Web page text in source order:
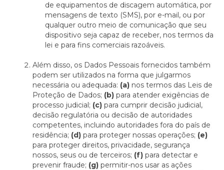
de equipamentos de discagem automática, por
mensagens de texto (SMS), por e-mail, ou por
qualquer outro meio de comunicação que seu
dispositivo seja capaz de receber, nos termos da
lei e para fins comerciais razoáveis.
Além disso, os Dados Pessoais fornecidos também
podem ser utilizados na forma que julgarmos
necessária ou adequada: (a) nos termos das Leis de
Proteção de Dados; (b) para atender exigências de
processo judicial; (c) para cumprir decisão judicial,
decisão regulatória ou decisão de autoridades
competentes, incluindo autoridades fora do país de
residência; (d) para proteger nossas operações; (e)
para proteger direitos, privacidade, segurança
nossos, seus ou de terceiros; (f) para detectar e
prevenir fraude; (g) permitir-nos usar as ações